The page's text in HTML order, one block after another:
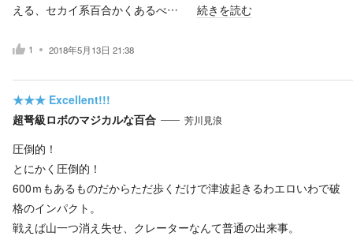
える、セカイ系百合かくあるべ…
続きを読む
1 2018年5月13日 21:38
★★★ Excellent!!!
超弩級ロボのマジカルな百合
芳川見浪
圧倒的！
とにかく圧倒的！
600ｍもあるものだからただ歩くだけで津波起きるわエロいわで破
格のインパクト。
戦えば山一つ消え失せ、クレーターなんて普通の出来事。